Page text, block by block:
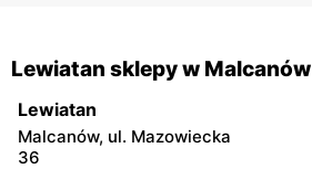
Lewiatan sklepy w Malcanów
Lewiatan
Malcanów, ul. Mazowiecka
36